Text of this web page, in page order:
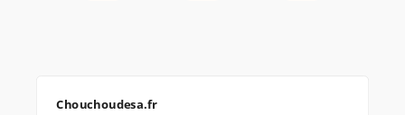
Chouchoudesa.fr